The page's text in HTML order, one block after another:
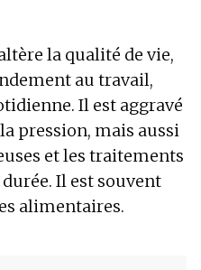
la qualité de vie,
au travail,
Il est aggravé
pression, mais aussi
et les traitements
Il est souvent
alimentaires.